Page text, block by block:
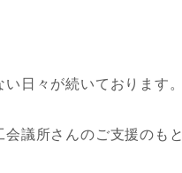
日々が続いております。
議所さんのご支援のもと